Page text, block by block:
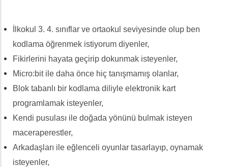
İlkokul 3. 4. sınıflar ve ortaokul seviyesinde olup ben
kodlama öğrenmek istiyorum diyenler,
Fikirlerini hayata geçirip dokunmak isteyenler,
Micro:bit ile daha önce hiç tanışmamış olanlar,
Blok tabanlı bir kodlama diliyle elektronik kart
programlamak isteyenler,
Kendi pusulası ile doğada yönünü bulmak isteyen
maceraperestler,
Arkadaşları ile eğlenceli oyunlar tasarlayıp, oynamak
isteyenler,